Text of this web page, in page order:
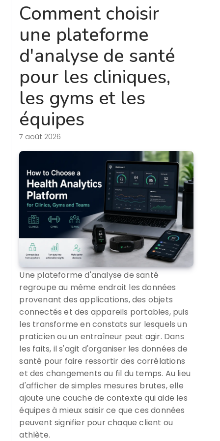
Comment choisir
une plateforme
d'analyse de santé
pour les cliniques,
les gyms et les
équipes
7 août 2026
Une plateforme d'analyse de santé
regroupe au même endroit les données
provenant des applications, des objets
connectés et des appareils portables, puis
les transforme en constats sur lesquels un
praticien ou un entraîneur peut agir. Dans
les faits, il s'agit d'organiser les données de
santé pour faire ressortir des corrélations
et des changements au fil du temps. Au lieu
d'afficher de simples mesures brutes, elle
ajoute une couche de contexte qui aide les
équipes à mieux saisir ce que ces données
peuvent signifier pour chaque client ou
athlète.